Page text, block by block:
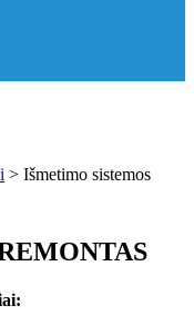
> Išmetimo sistemos